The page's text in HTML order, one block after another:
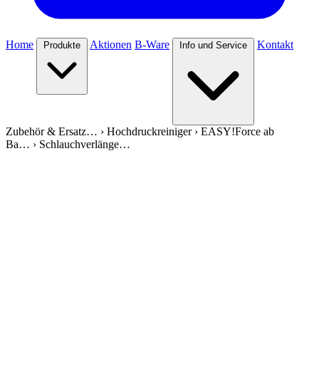
Home Produkte Aktionen B-Ware Info und Service Kontakt
Zubehör & Ersatz… › Hochdruckreiniger› EASY!Force ab
Ba… › Schlauchverlänge…